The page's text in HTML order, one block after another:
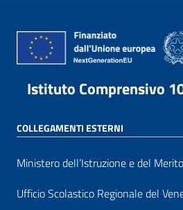
Istituto Comprensivo
COLLEGAMENTI ESTERNI
Ministero dell’Istruzione e del Merito
Ufficio Scolastico Regionale del